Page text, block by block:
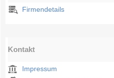
Firmendetails
Kontakt
Impressum